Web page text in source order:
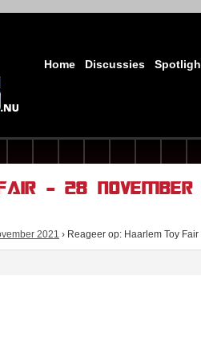
Home Discussies
– 28 november
2021 › Reageer op: Haarlem Toy